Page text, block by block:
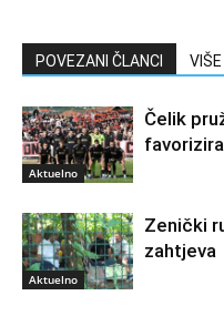
POVEZANI ČLANCI
Aktuelno
Čelik
Aktuelno
Zenički
zahtjeva